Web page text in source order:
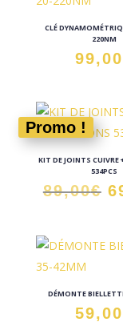
CLÉ
220NM
99,00
Promo !
KIT DE JOINTS CUIVRE
534PCS
89,00€
DÉMONTE
59,00